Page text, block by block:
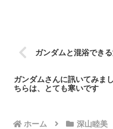
ガンダムと混浴でき
ガンダムさんに訊いてみま
ちらは、とても寒いです
ホーム 深山睦美